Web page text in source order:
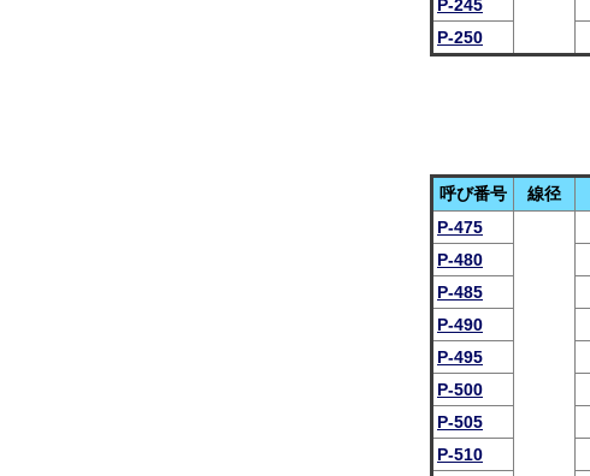
P-245
P-250
呼び番号 線径
P-475
P-480
P-485
P-490
P-495
P-500
P-505
P-510